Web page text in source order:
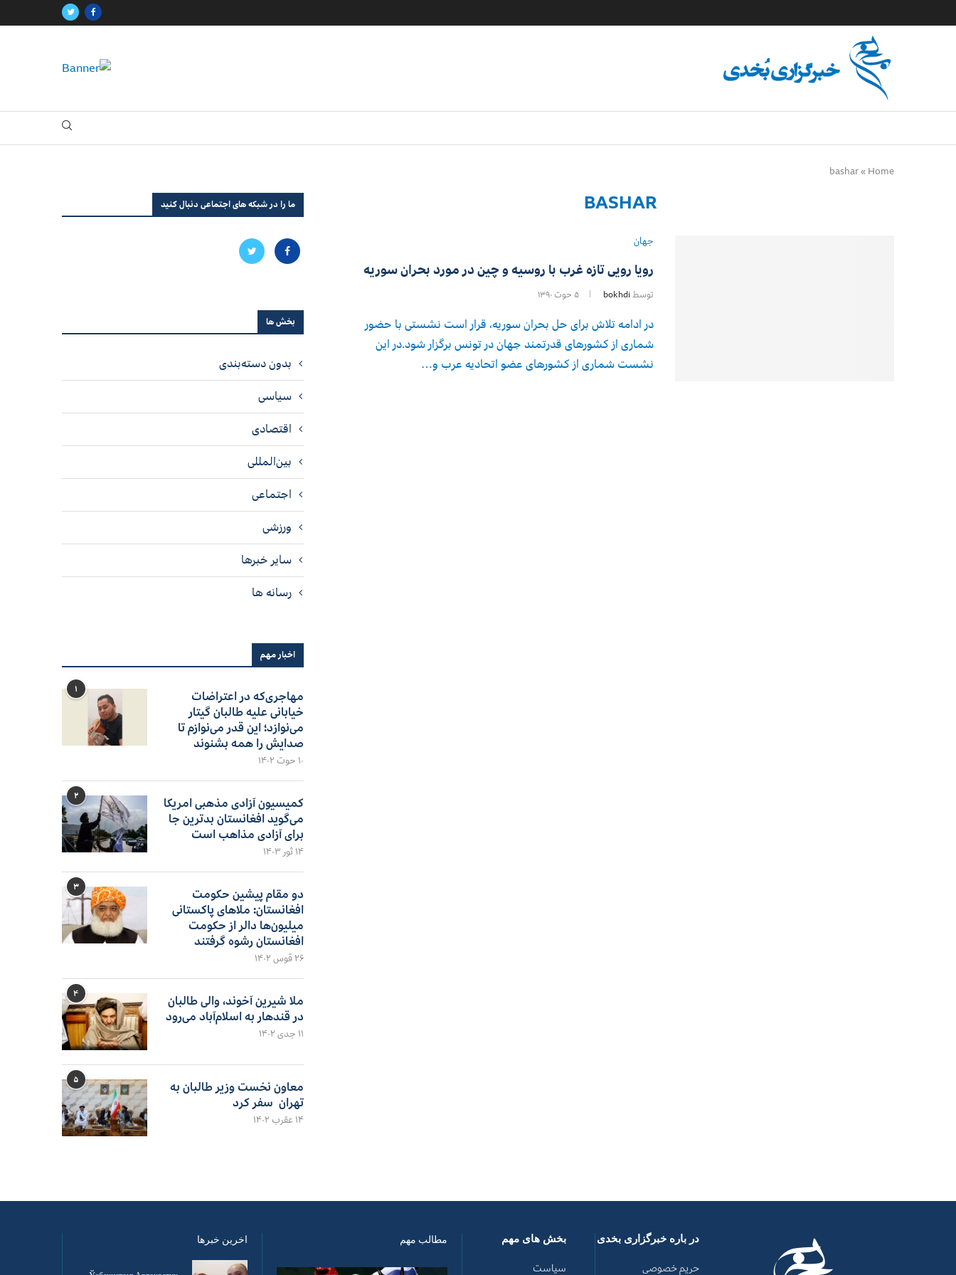
Home
»
bashar
BASHAR
جهان
رویا رویی تازه غرب با روسیه و چین در مورد بحران سوریه
توسط bokhdi ۵ حوت ۱۳۹۰
در ادامه تلاش برای حل بحران سوریه، قرار است نشستی با حضور
شماری از کشورهای قدرتمند جهان در تونس برگزار شود.در این
نشست شماری از کشورهای عضو اتحادیه عرب و…
ما را در شبکه های اجتماعی دنبال کنید
بخش ها
بدون دسته‌بندی
سیاسی
اقتصادی
بین‌المللی
اجتماعی
ورزشی
سایر خبرها
رسانه ها
اخبار مهم
۱
مهاجری‌که در اعتراضات
خیابانی علیه طالبان گیتار
می‌نوازد؛ این قدر می‌نوازم تا
صدایش را همه بشنوند
۱۰ حوت ۱۴۰۲
۲
کمیسیون آزادی مذهبی امریکا
می‌گوید افغانستان بدترین جا
برای آزادی مذاهب است
۱۴ ثور ۱۴۰۳
۳
دو مقام پیشین حکومت
افغانستان: ملاهای پاکستانی
میلیون‌ها دالر از حکومت
افغانستان رشوه گرفتند
۲۶ قوس ۱۴۰۲
۴
ملا شیرین آخوند، والی طالبان
در قندهار به اسلام‌آباد می‌رود
۱۱ جدی ۱۴۰۲
۵
معاون نخست وزیر طالبان به
تهران سفر کرد
۱۴ عقرب ۱۴۰۲
در باره خبرگزاری بخدی
حریم خصوصی
بخش های مهم
سیاست
مطالب مهم اخرین خبرها